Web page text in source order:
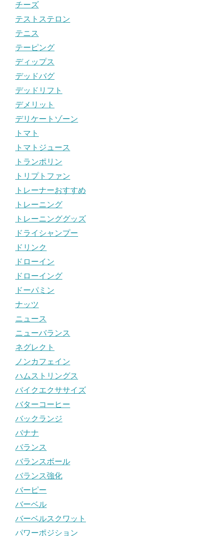
チーズ
テストステロン
テニス
テーピング
ディップス
デッドバグ
デッドリフト
デメリット
デリケートゾーン
トマト
トマトジュース
トランポリン
トリプトファン
トレーナーおすすめ
トレーニング
トレーニンググッズ
ドライシャンプー
ドリンク
ドローイン
ドローイング
ドーパミン
ナッツ
ニュース
ニューバランス
ネグレクト
ノンカフェイン
ハムストリングス
バイクエクササイズ
バターコーヒー
バックランジ
バナナ
バランス
バランスボール
バランス強化
バーピー
バーベル
バーベルスクワット
パワーポジション